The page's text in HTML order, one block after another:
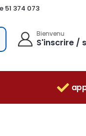
51 374 073
Bienvenu
S'inscrire /